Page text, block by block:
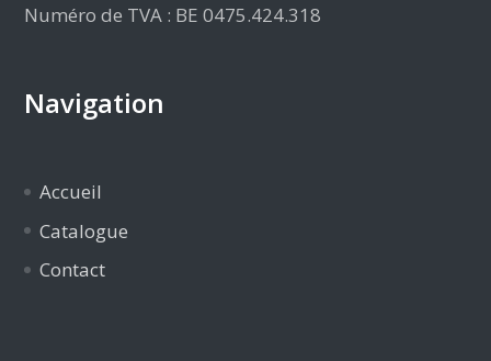
Numéro de TVA : BE 0475.424.318
Navigation
Accueil
Catalogue
Contact